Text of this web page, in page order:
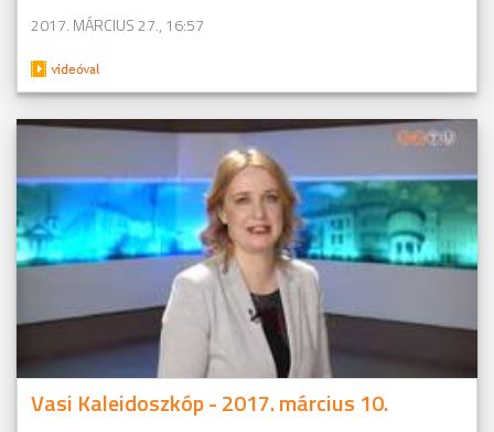
2017. MÁRCIUS 27., 16:57
Vasi Kaleidoszkóp - 2017. március 10.